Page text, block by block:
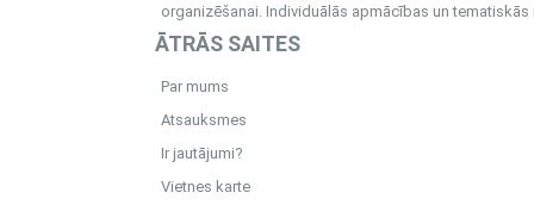
organizēšanai. Individuālās apmācības un
ĀTRĀS SAITES
Par mums
Atsauksmes
Ir jautājumi?
Vietnes karte